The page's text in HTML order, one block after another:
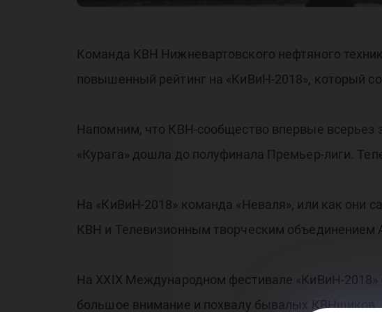
Команда КВН Нижневартовского нефтяного
повышенный рейтинг на «КиВиН-2018», который
Напомним, что КВН-сообщество впервые всерьез
«Курага» дошла до полуфинала Премьер-лиги.
На «КиВиН-2018» команда «Неваля», или как
КВН и Телевизионным творческим
На XXIX Международном фестивале «КиВиН-
большое внимание и похвалу бывалых